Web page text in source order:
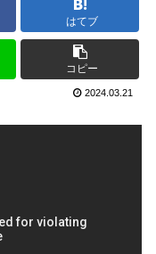
はてブ
コピー
2024.03.21